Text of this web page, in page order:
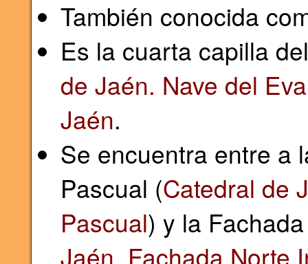
También conocida
Es la cuarta capilla
de Jaén. Nave del
Jaén.
Se encuentra entre a
Pascual (Catedral de
Pascual) y la
Jaén. Fachada Norte